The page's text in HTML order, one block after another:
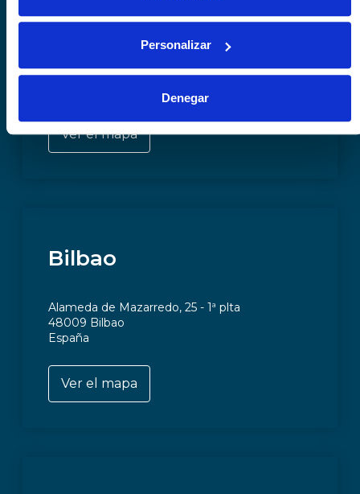
Personalizar
Denegar
España
Ver el mapa
Bilbao
Alameda de Mazarredo, 25 - 1ª plta
48009 Bilbao
España
Ver el mapa